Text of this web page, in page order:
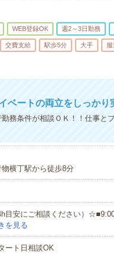
WEB登録OK 週2～3日勤務
交費支給 駅歩5分 大手
ベートの両立をしっかり
務条件が相談ＯＫ！！仕事と
横丁駅から徒歩8分
目安にご相談ください）
を見る
ート日相談OK